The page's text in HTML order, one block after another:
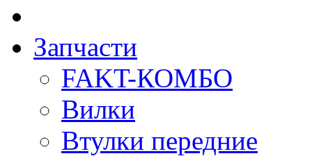
Запчасти
FAKT-КОМБО
Вилки
Втулки передние